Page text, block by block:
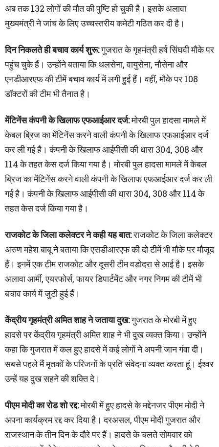
अब तक 132 लोगों की मौत की पुष्टि हो चुकी है। इसके अलावा
मुख्यमंत्री ने जांच के लिए उच्चस्तरीय कमेटी गठित कर दी है।
दिन निकलते ही बचाव कार्य शुरू:गुजरात के गृहमंत्री हर्ष सिंघवी मौके पर
पहुंच चुके हैं। उन्होंने बताया कि थलसेना, वायुसेना, नौसेना और
एनडीआरएफ की टीमें बचाव कार्य में लगी हुई हैं। वहीं, मौके पर 108
डॉक्टरों की टीम भी तैनात है।
मेंटिनेंस कंपनी के खिलाफ एफआईआर दर्ज:मोरबी पुल हादसा मामले में
केबल ब्रिज का मेंटिनेंस करने वाली कंपनी के खिलाफ एफआईआर दर्ज
कर ली गई है। कंपनी के खिलाफ आईपीसी की धारा 304, 308 और
114 के तहत केस दर्ज किया गया है। मोरबी पुल हादसा मामले में केबल
ब्रिज का मेंटिनेंस करने वाली कंपनी के खिलाफ एफआईआर दर्ज कर ली
गई है। कंपनी के खिलाफ आईपीसी की धारा 304, 308 और 114 के
तहत केस दर्ज किया गया है।
राजकोट के जिला कलेक्टर ने कही यह बात:राजकोट के जिला कलेक्टर
अरुण महेश बाबू ने बताया कि एसडीआरएफ की दो टीमें भी मौके पर मौजूद
हैं। इनमें एक टीम राजकोट और दूसरी टीम वडोदरा से आई है। इसके
अलावा आर्मी, एयरफोर्स, फायर डिपार्टमेंट और नगर निगम की टीमें भी
बचाव कार्य में जुटी हुई हैं।
केंद्रीय गृहमंत्री अमित शाह ने जताया दुख:गुजरात के मोरबी में हुए
हादसे पर केंद्रीय गृहमंत्री अमित शाह ने भी दुख व्यक्त किया। उन्होंने
कहा कि गुजरात में कल हुए हादसे में कई लोगों ने अपनी जान गंवा दी।
सबसे पहले मैं मृतकों के परिजनों के प्रति संवेदना व्यक्त करता हूं। ईश्वर
उन्हें यह दुख सहने की शक्ति दे।
पीएम मोदी का रोड शो रद्द:मोरबी में हुए हादसे के मद्देनजर पीएम मोदी ने
अपना कार्यक्रम रद्द कर दिया है। दरअसल, पीएम मोदी गुजरात और
राजस्थान के तीन दिन के दौरे पर हैं। हादसे के चलते सोमवार को